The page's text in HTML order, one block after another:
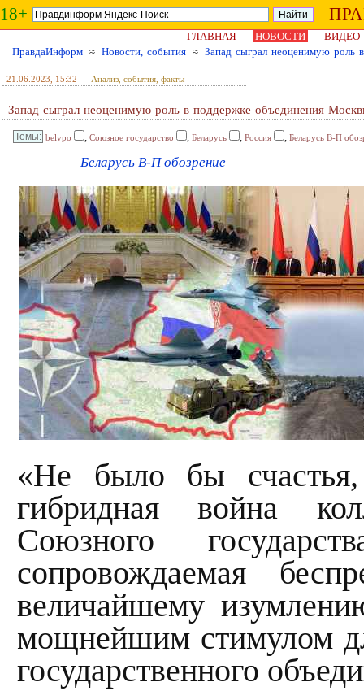
18+
ГЛАВНАЯ НОВОСТИ
ВИДЕО
ПравдаИнформ ≈ Новости, события ≈ Запад сыграл неоценимую
21.06.2023 , 15:32 Анализ, события, факты
Запад сыграл неоценимую роль в поддержке объединения
belvpo , Союзное государство , Беларусь , Россия , Беларусь В-П
Беларусь В-П обозрение
«Не было бы счастья,
гибридная война
Союзного
сопровождаемая
величайшему
мощнейшим стимулом
государственного